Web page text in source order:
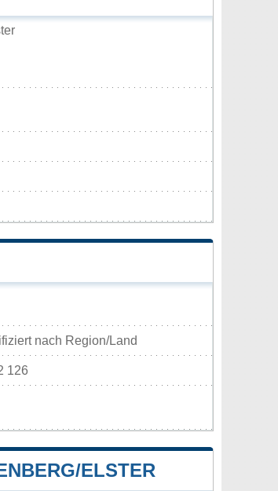
nach Region/Land
126
ELSTER